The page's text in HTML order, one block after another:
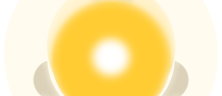
Centro de recompensas
Inscribirse